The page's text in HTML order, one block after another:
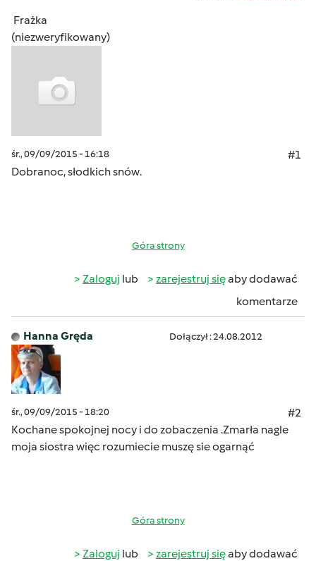
Frażka
(niezweryfikowany)
śr., 09/09/2015 - 16:18
#1
Dobranoc, słodkich snów.
Góra strony
Zaloguj lub zarejestruj sięaby dodawać
komentarze
Hanna Gręda Dołączył : 24.08.2012
śr., 09/09/2015 - 18:20
#2
Kochane spokojnej nocy i do zobaczenia .Zmarła nagle
moja siostra więc rozumiecie muszę sie ogarnąć
Góra strony
Zaloguj lub zarejestruj sięaby dodawać